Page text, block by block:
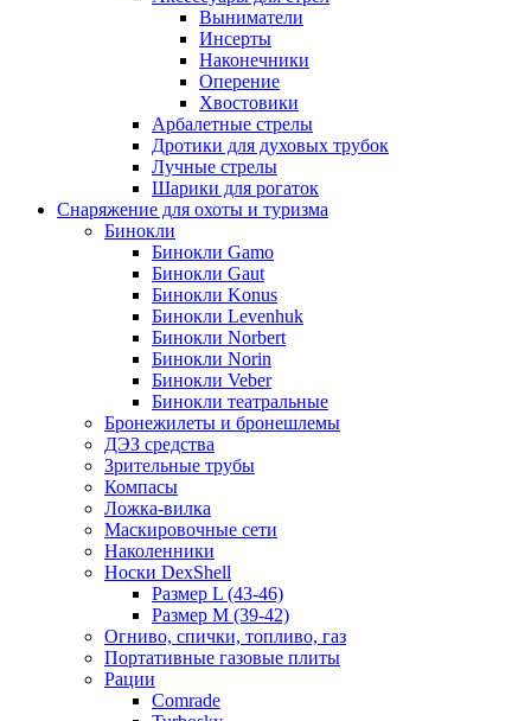
Выниматели
Инсерты
Наконечники
Оперение
Хвостовики
Арбалетные стрелы
Дротики для духовых трубок
Лучные стрелы
Шарики для рогаток
Снаряжение для охоты и туризма
Бинокли
Бинокли Gamo
Бинокли Gaut
Бинокли Konus
Бинокли Levenhuk
Бинокли Norbert
Бинокли Norin
Бинокли Veber
Бинокли театральные
Бронежилеты и бронешлемы
ДЭЗ средства
Зрительные трубы
Компасы
Ложка-вилка
Маскировочные сети
Наколенники
Носки DexShell
Размер L (43-46)
Размер M (39-42)
Огниво, спички, топливо, газ
Портативные газовые плиты
Рации
Comrade